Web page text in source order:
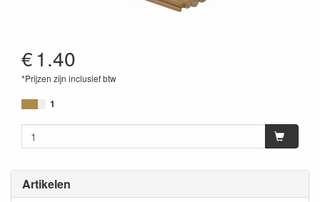
Artikelen
€1.40
*Prijzen zijn inclusief btw
1